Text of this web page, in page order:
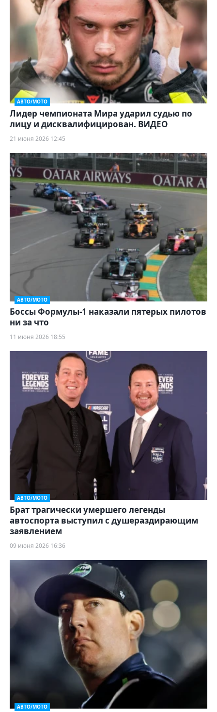
АВТО/МОТО
Лидер чемпионата Мира ударил судью по
лицу и дисквалифицирован. ВИДЕО
21 июня 2026 12:45
АВТО/МОТО
Боссы Формулы-1 наказали пятерых пилотов
ни за что
11 июня 2026 18:55
АВТО/МОТО
Брат трагически умершего легенды
автоспорта выступил с душераздирающим
заявлением
09 июня 2026 16:36
АВТО/МОТО